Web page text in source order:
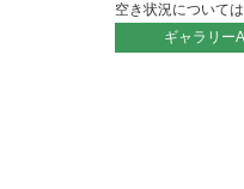
空き状況について
ギャラリーA